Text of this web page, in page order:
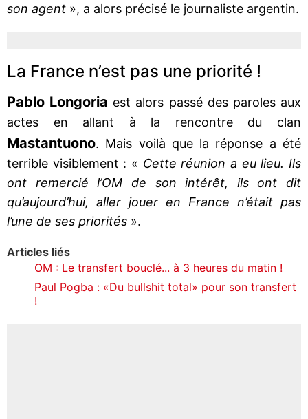
son agent », a alors précisé le journaliste argentin.
La France n’est pas une priorité !
Pablo Longoria est alors passé des paroles aux
actes en allant à la rencontre du clan
Mastantuono. Mais voilà que la réponse a été
terrible visiblement : « Cette réunion a eu lieu. Ils
ont remercié l’OM de son intérêt, ils ont dit
qu’aujourd’hui, aller jouer en France n’était pas
l’une de ses priorités ».
Articles liés
OM : Le transfert bouclé... à 3 heures du matin !
Paul Pogba : «Du bullshit total» pour son transfert
!